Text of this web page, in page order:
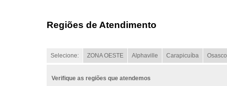
Regiões de Atendimento
Selecione: ZONA OESTE Alphaville Carapicuíba Osasco
Verifique as regiões que atendemos